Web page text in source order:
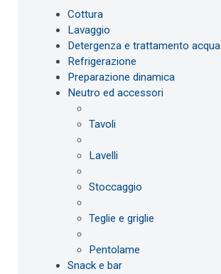
Cottura
Lavaggio
Detergenza e trattamento acqua
Refrigerazione
Preparazione dinamica
Neutro ed accessori
Tavoli
Lavelli
Stoccaggio
Teglie e griglie
Pentolame
Snack e bar